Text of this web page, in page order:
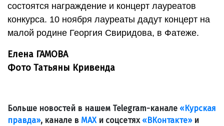
состоятся награждение и концерт лауреатов
конкурса. 10 ноября лауреаты дадут концерт на
малой родине Георгия Свиридова, в Фатеже.
Елена ГАМОВА
Фото Татьяны Кривенда
Больше новостей в нашем Telegram-канале «Курская
правда», канале в МАХи соцсетях «ВКонтакте»и